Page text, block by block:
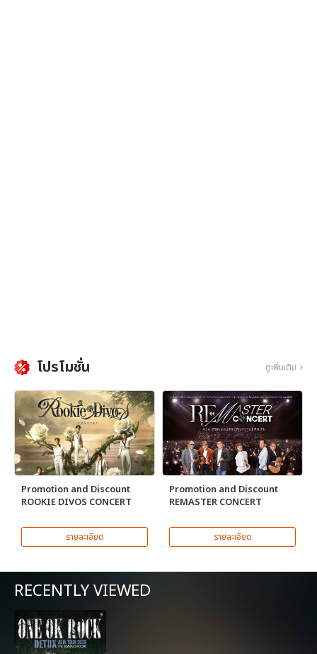
โปรโมชั่น ดูเพิ่มเติม
Promotion and Discount
ROOKIE DIVOS CONCERT
รายละเอียด
Promotion and Discount
REMASTER CONCERT
รายละเอียด
RECENTLY VIEWED